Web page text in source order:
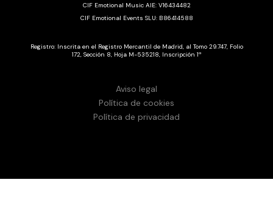
CIF Emotional Music AIE: V16434482
CIF Emotional Events SLU: B86414588
Registro: Inscrita en el Registro Mercantil de Madrid, al Tomo 29.747, Folio
172, Sección 8, Hoja M-535218, Inscripción 1ª
Aviso legal
Política de cookies
Política de privacidad